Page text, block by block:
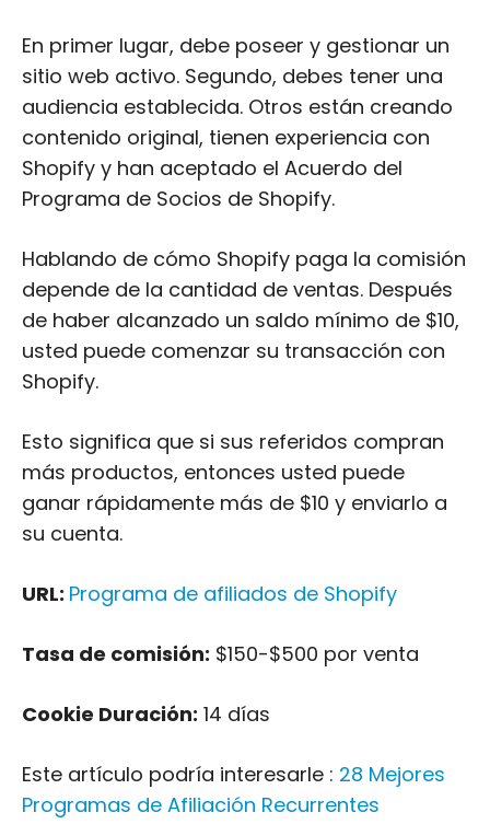
En primer lugar, debe poseer y gestionar un
sitio web activo. Segundo, debes tener una
audiencia establecida. Otros están creando
contenido original, tienen experiencia con
Shopify y han aceptado el Acuerdo del
Programa de Socios de Shopify.
Hablando de cómo Shopify paga la comisión
depende de la cantidad de ventas. Después
de haber alcanzado un saldo mínimo de $10,
usted puede comenzar su transacción con
Shopify.
Esto significa que si sus referidos compran
más productos, entonces usted puede
ganar rápidamente más de $10 y enviarlo a
su cuenta.
URL: Programa de afiliados de Shopify
Tasa de comisión: $150-$500 por venta
Cookie Duración: 14 días
Este artículo podría interesarle : 28 Mejores
Programas de Afiliación Recurrentes